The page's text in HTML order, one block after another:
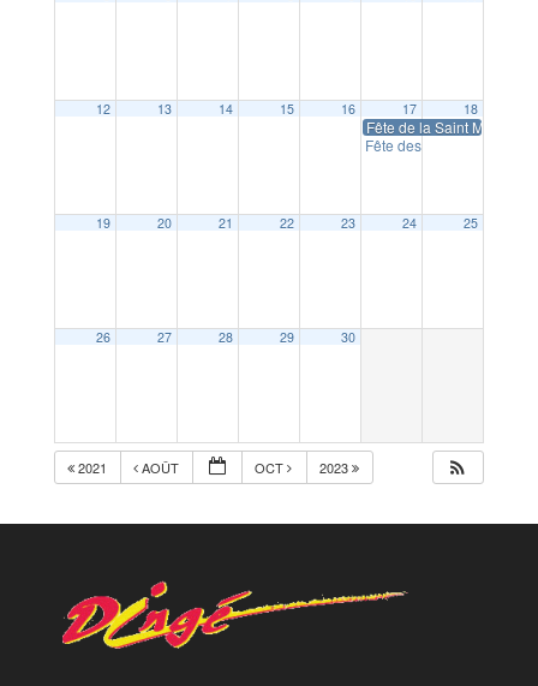
12 13 14 15 16 17
Fête de la Saint Maurice
Fête des familles
18
19 20 21 22 23 24 25
26 27 28 29 30
2021 AOÛT OCT 2023